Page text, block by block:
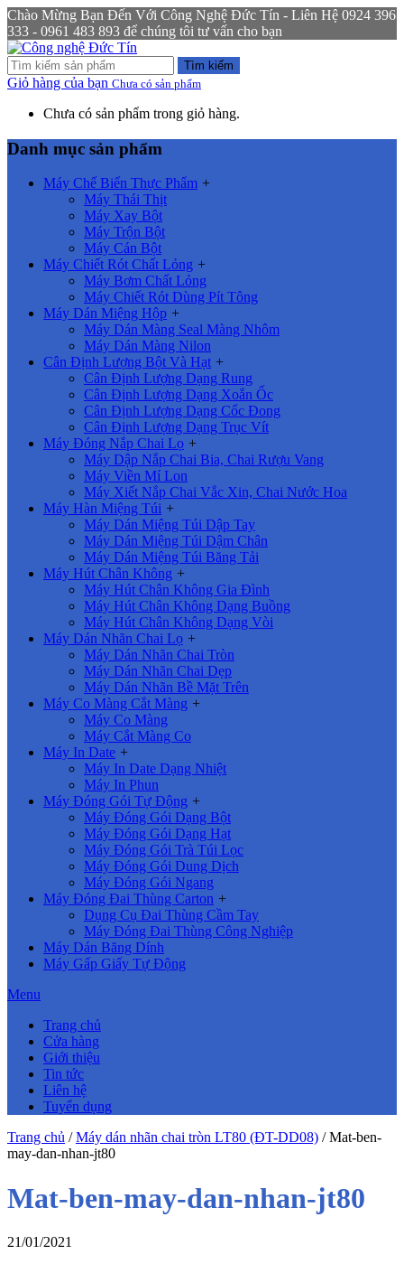
Chào Mừng Bạn Đến Với Công Nghệ Đức Tín - Liên Hệ 0924 396
333 - 0961 483 893 để chúng tôi tư vấn cho bạn
Tìm kiếm
Giỏ hàng của bạn Chưa có sản phẩm
Chưa có sản phẩm trong giỏ hàng.
Danh mục sản phẩm
Máy Chế Biến Thực Phẩm +
Máy Thái Thịt
Máy Xay Bột
Máy Trộn Bột
Máy Cán Bột
Máy Chiết Rót Chất Lỏng +
Máy Bơm Chất Lỏng
Máy Chiết Rót Dùng Pít Tông
Máy Dán Miệng Hộp +
Máy Dán Màng Seal Màng Nhôm
Máy Dán Màng Nilon
Cân Định Lượng Bột Và Hạt +
Cân Định Lượng Dạng Rung
Cân Định Lượng Dạng Xoắn Ốc
Cân Định Lượng Dạng Cốc Đong
Cân Định Lượng Dạng Trục Vít
Máy Đóng Nắp Chai Lọ +
Máy Dập Nắp Chai Bia, Chai Rượu Vang
Máy Viền Mí Lon
Máy Xiết Nắp Chai Vắc Xin, Chai Nước Hoa
Máy Hàn Miệng Túi +
Máy Dán Miệng Túi Dập Tay
Máy Dán Miệng Túi Dậm Chân
Máy Dán Miệng Túi Băng Tải
Máy Hút Chân Không +
Máy Hút Chân Không Gia Đình
Máy Hút Chân Không Dạng Buồng
Máy Hút Chân Không Dạng Vòi
Máy Dán Nhãn Chai Lọ +
Máy Dán Nhãn Chai Tròn
Máy Dán Nhãn Chai Dẹp
Máy Dán Nhãn Bề Mặt Trên
Máy Co Màng Cắt Màng +
Máy Co Màng
Máy Cắt Màng Co
Máy In Date +
Máy In Date Dạng Nhiệt
Máy In Phun
Máy Đóng Gói Tự Động +
Máy Đóng Gói Dạng Bột
Máy Đóng Gói Dạng Hạt
Máy Đóng Gói Trà Túi Lọc
Máy Đóng Gói Dung Dịch
Máy Đóng Gói Ngang
Máy Đóng Đai Thùng Carton +
Dụng Cụ Đai Thùng Cầm Tay
Máy Đóng Đai Thùng Công Nghiệp
Máy Dán Băng Dính
Máy Gấp Giấy Tự Động
Menu
Trang chủ
Cửa hàng
Giới thiệu
Tin tức
Liên hệ
Tuyển dụng
Trang chủ /Máy dán nhãn chai tròn LT80 (ĐT-DD08) /Mat-ben-
may-dan-nhan-jt80
Mat-ben-may-dan-nhan-jt80
21/01/2021